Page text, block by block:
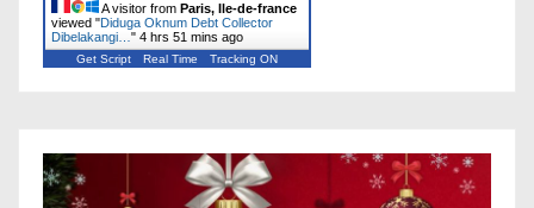
A visitor from Paris, Ile-de-france
viewed "Diduga Oknum Debt Collector
Dibelakangi…" 4 hrs 51 mins ago
Get Script Real Time Tracking ON